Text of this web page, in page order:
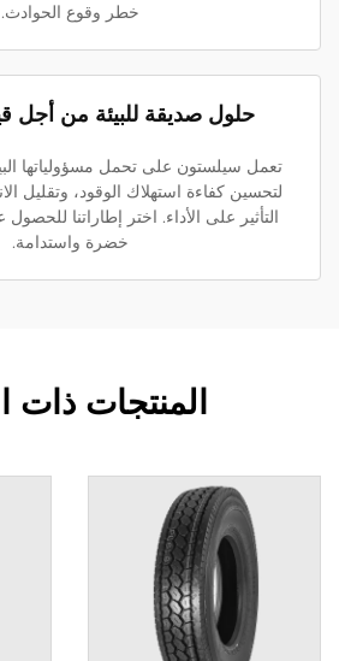
خطر وقوع الحوادث.
حلول صديقة للبيئة من أجل
تعمل سيلستون على تحمل مسؤولياتها
لتحسين كفاءة استهلاك الوقود، وتقليل
التأثير على الأداء. اختر إطاراتنا
خضرة واستدامة.
المنتجات ذات